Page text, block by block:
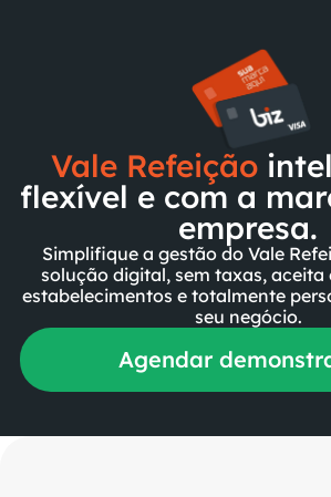
Vale Refeição
flexível e com a
empresa.
Simplifique a gestão do Vale
solução digital, sem taxas, aceita
estabelecimentos e totalmente
seu negócio.
Agendar